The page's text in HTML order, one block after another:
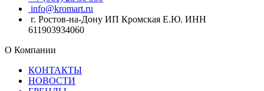
info@kromart.ru
г. Ростов-на-Дону ИП Кромская Е.Ю. ИНН
611903934060
О Компании
КОНТАКТЫ
НОВОСТИ